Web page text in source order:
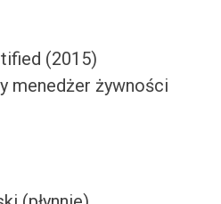
(2015)
menedżer żywności